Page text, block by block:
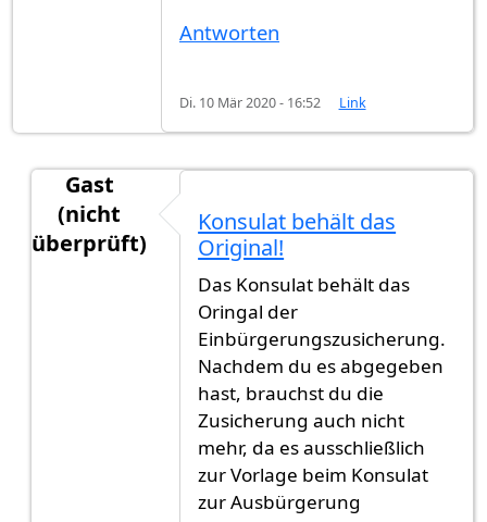
Antworten
Di. 10 Mär 2020 - 16:52 Link
Gast
(nicht
überprüft)
Konsulat behält das
Original!
Das Konsulat behält das
Oringal der
Einbürgerungszusicherung.
Nachdem du es abgegeben
hast, brauchst du die
Zusicherung auch nicht
mehr, da es ausschließlich
zur Vorlage beim Konsulat
zur Ausbürgerung